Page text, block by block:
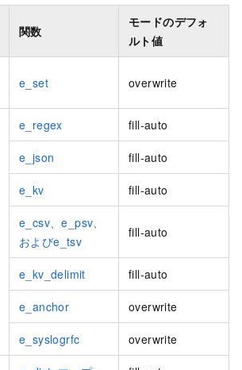
関数
モードのデフォ
ルト値
e_set overwrite
e_regex fill-auto
e_json fill-auto
e_kv fill-auto
e_csv、e_psv、
およびe_tsv
fill-auto
e_kv_delimit fill-auto
e_anchor overwrite
e_syslogrfc overwrite